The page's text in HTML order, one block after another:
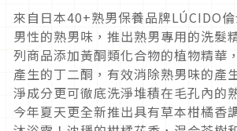
來自日本40+熟男保養品牌LÚCIDO
男性的熟男味，推出熟男專用的洗髮
列商品添加黃酮類化合物的植物精華
產生的丁二酮， 有效消除熟男味的產
淨成分更可徹底洗淨堆積在毛孔內的
今年夏天更全新推出具有草本柑橘香